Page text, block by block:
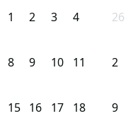
1 2 3 4
8 9 10 11
15 16 17 18
26
2
9